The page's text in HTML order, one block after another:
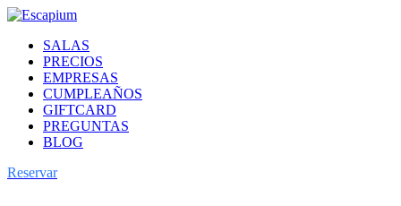
SALAS
PRECIOS
EMPRESAS
CUMPLEAÑOS
GIFTCARD
PREGUNTAS
BLOG
Reservar